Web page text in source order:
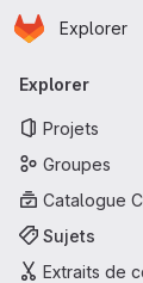
Passer au contenu principal
Page d'accueil
Explorer
Explorer
Projets
Groupes
Catalogue
Sujets
Extraits de